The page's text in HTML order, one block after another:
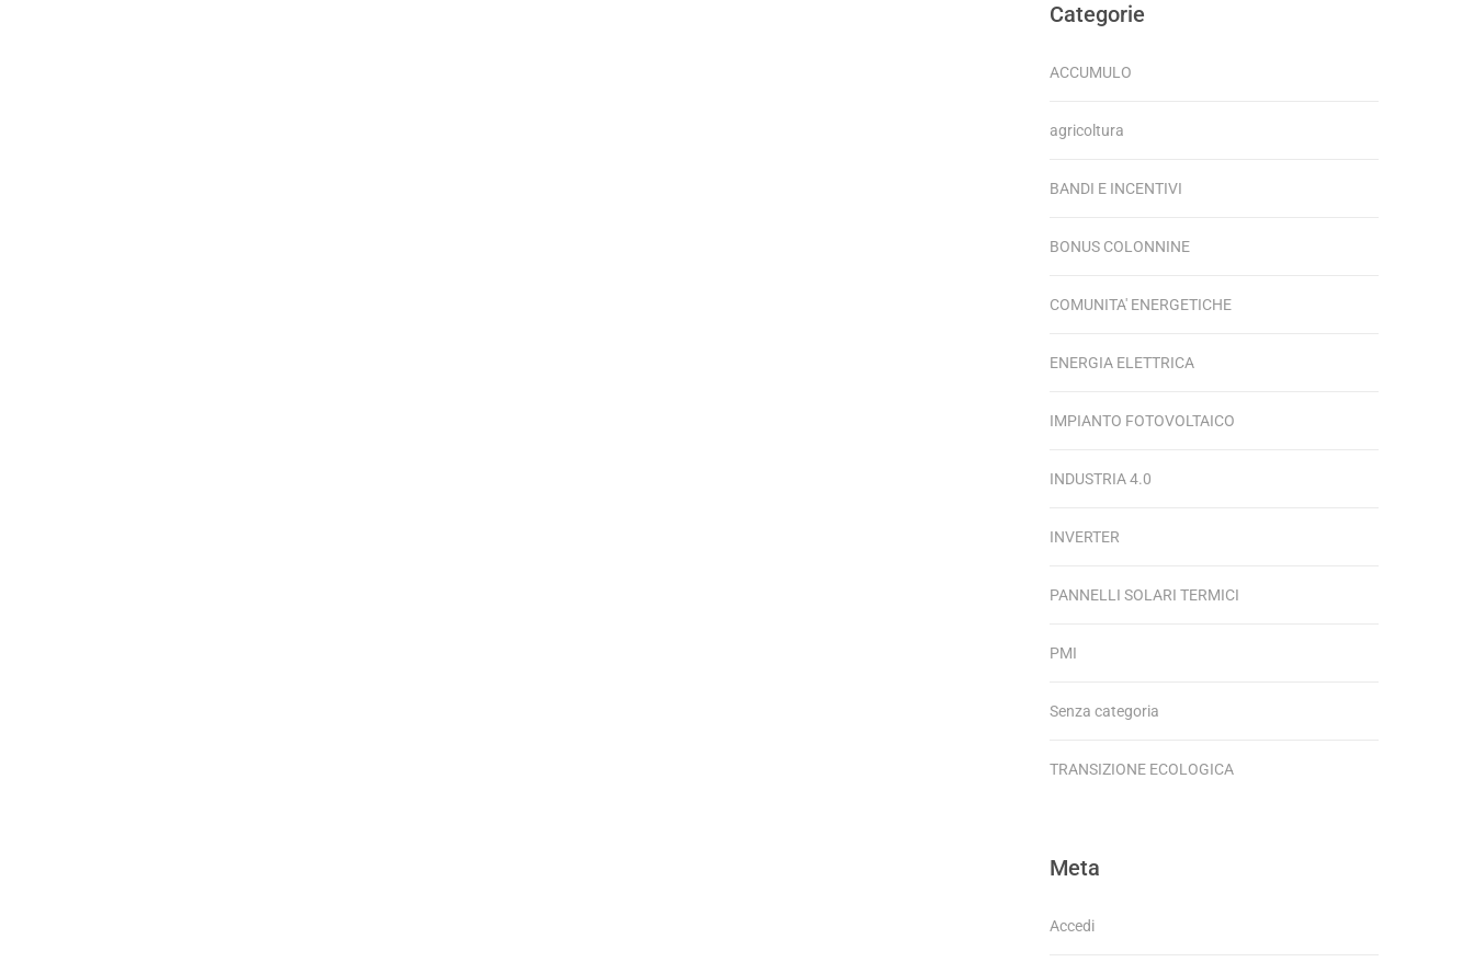
Categorie
ACCUMULO
agricoltura
BANDI E INCENTIVI
BONUS COLONNINE
COMUNITA' ENERGETICHE
ENERGIA ELETTRICA
IMPIANTO FOTOVOLTAICO
INDUSTRIA 4.0
INVERTER
PANNELLI SOLARI TERMICI
PMI
Senza categoria
TRANSIZIONE ECOLOGICA
Meta
Accedi